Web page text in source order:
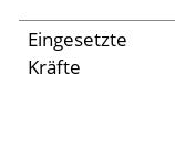
Archiv 2021
Archiv 2020
Eingesetzte
Kräfte